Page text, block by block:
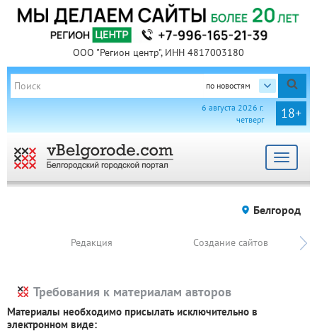
ООО "Регион центр", ИНН 4817003180
по новостям
18+
6 августа 2026 г.
четверг
Toggle
Белгород
Редакция Создание сайтов
Требования к материалам авторов
Материалы необходимо присылать исключительно в
электронном виде: